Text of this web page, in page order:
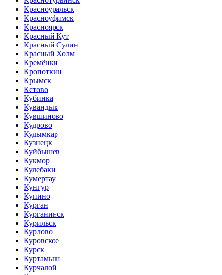
Красноуральск
Красноуфимск
Красноярск
Красный Кут
Красный Сулин
Красный Холм
Кремёнки
Кропоткин
Крымск
Кстово
Кубинка
Кувандык
Кувшиново
Кудрово
Кудымкар
Кузнецк
Куйбышев
Кукмор
Кулебаки
Кумертау
Кунгур
Купино
Курган
Курганинск
Курильск
Курлово
Куровское
Курск
Куртамыш
Курчалой